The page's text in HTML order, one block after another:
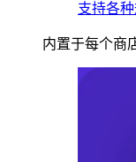
支持各
内置于每个商